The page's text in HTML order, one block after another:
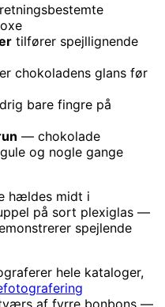
tilfører spejllignende
chokoladens glans før
bare fingre på
— chokolade
og nogle gange
hældes midt i
på sort plexiglas —
spejlende
hele kataloger,
af fyrre bonbons —